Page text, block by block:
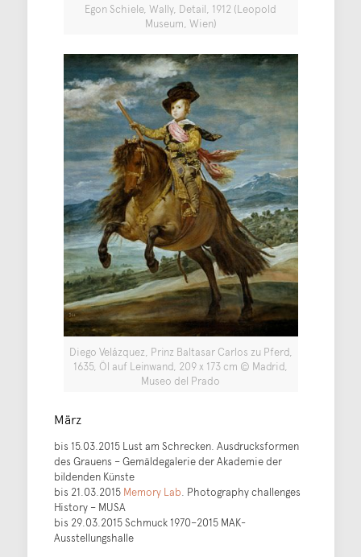
Egon Schiele, Wally, Detail, 1912 (Leopold
Museum, Wien)
Diego Velázquez, Prinz Baltasar Carlos zu Pferd,
1635, Öl auf Leinwand, 209 x 173 cm © Madrid,
Museo del Prado
März
bis 15.03.2015 Lust am Schrecken. Ausdrucksformen
des Grauens – Gemäldegalerie der Akademie der
bildenden Künste
bis 21.03.2015 Memory Lab. Photography challenges
History – MUSA
bis 29.03.2015 Schmuck 1970–2015 MAK-
Ausstellungshalle